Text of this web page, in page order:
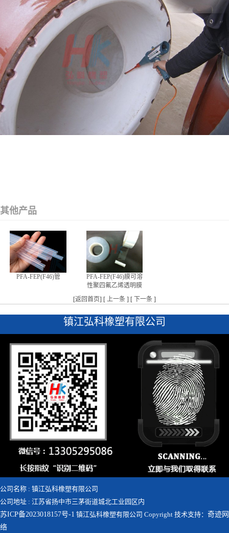
其他产品
PFA-FEP(F46)管
PFA-FEP(F46)膜可溶
性聚四氟乙烯透明膜
[返回首页] [ 上一条 ] [ 下一条 ]
镇江弘科橡塑有限公司
公司名称 : 镇江弘科橡塑有限公司
公司地址 : 江苏省扬中市三茅街道城北工业园区内
苏ICP备2023018157号-1 镇江弘科橡塑有限公司 Copyright 技术支持： 奇迹网
络